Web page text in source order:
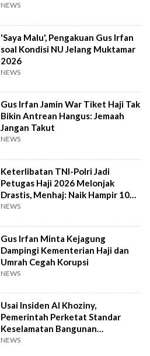
NEWS
'Saya Malu', Pengakuan Gus Irfan
soal Kondisi NU Jelang Muktamar
2026
NEWS
Gus Irfan Jamin War Tiket Haji Tak
Bikin Antrean Hangus: Jemaah
Jangan Takut
NEWS
Keterlibatan TNI-Polri Jadi
Petugas Haji 2026 Melonjak
Drastis, Menhaj: Naik Hampir 100
Persen Lebih
NEWS
Gus Irfan Minta Kejagung
Dampingi Kementerian Haji dan
Umrah Cegah Korupsi
NEWS
Usai Insiden Al Khoziny,
Pemerintah Perketat Standar
Keselamatan Bangunan
Pesantren
NEWS